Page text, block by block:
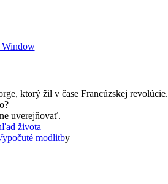
ktorý žil v čase Francúzskej revolúcie.
uverejňovať.
života
modlitby